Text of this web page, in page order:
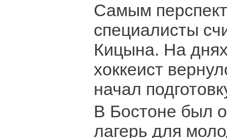
Самым
специалисты
Кицына. На
хоккеист
начал
В Бостоне был
лагерь для